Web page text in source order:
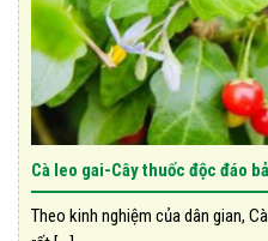
Cà leo gai-Cây thuốc độc đáo
Theo kinh nghiệm của dân gian,